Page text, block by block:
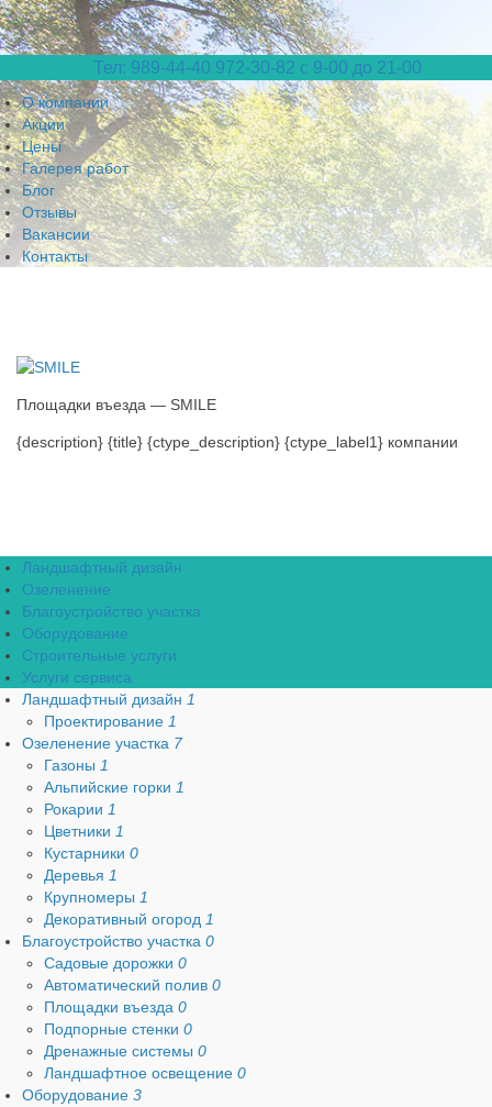
Тел: 989-44-40 972-30-82 с 9-00 до 21-00
О компании
Акции
Цены
Галерея работ
Блог
Отзывы
Вакансии
Контакты
Площадки въезда — SMILE
{description} {title} {ctype_description} {ctype_label1} компании
Ландшафтный дизайн
Озеленение
Благоустройство участка
Оборудование
Строительные услуги
Услуги сервиса
Ландшафтный дизайн 1
Проектирование 1
Озеленение участка 7
Газоны 1
Альпийские горки 1
Рокарии 1
Цветники 1
Кустарники 0
Деревья 1
Крупномеры 1
Декоративный огород 1
Благоустройство участка 0
Садовые дорожки 0
Автоматический полив 0
Площадки въезда 0
Подпорные стенки 0
Дренажные системы 0
Ландшафтное освещение 0
Оборудование 3